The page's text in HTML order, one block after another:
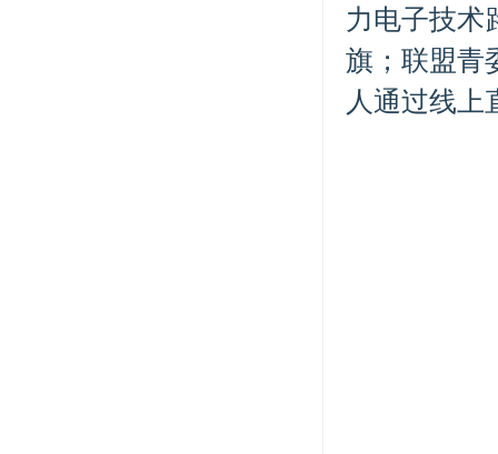
力电子技术
旗；联盟青
人通过线上